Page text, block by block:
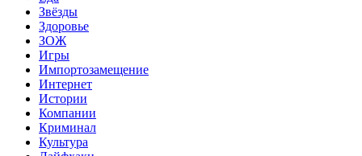
Звёзды
Здоровье
ЗОЖ
Игры
Импортозамещение
Интернет
Истории
Компании
Криминал
Культура